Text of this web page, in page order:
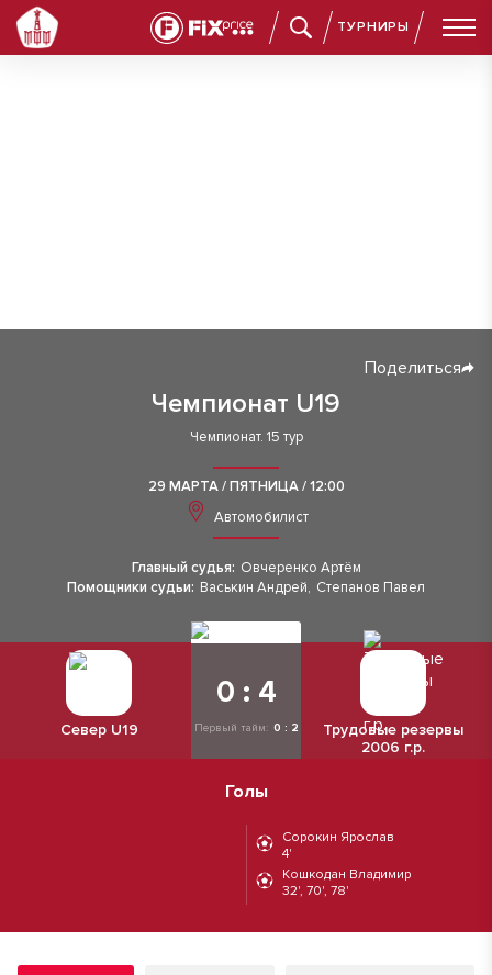
ТУРНИРЫ
Чемпионат U19
Поделиться
Чемпионат. 15 тур
29 МАРТА / ПЯТНИЦА / 12:00
Автомобилист
Главный судья: Овчеренко Артём
Помощники судьи: Васькин Андрей, Степанов Павел
Север U19
0 : 4
Первый тайм: 0 : 2
Трудовые резервы
2006 г.р.
Голы
Сорокин Ярослав
4'
Кошкодан Владимир
32', 70', 78'